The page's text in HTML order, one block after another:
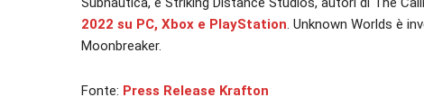
2022 su PC, Xbox e PlayStation. Unknown Worlds è
Moonbreaker.
Fonte: Press Release Krafton